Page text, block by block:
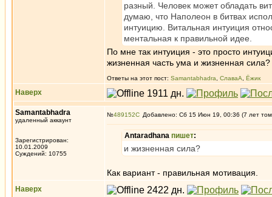
разный. Человек может обладать
думаю, что Наполеон в битвах
интуицию. Витальная интуиция
ментальная к правильной идее.
По мне так интуиция - это просто
жизненная часть ума и жизненная сила?
Ответы на этот пост: Samantabhadra СлаваА Ёжик
Наверх
Samantabhadra
удаленный аккаунт
Зарегистрирован:
10.01.2009
Суждений: 10755
№489152 Добавлено: Сб 15 Июн 19, 00:36 (7 лет
Antaradhana пишет:
и жизненная сила?
Как вариант - правильная мотивация.
Наверх